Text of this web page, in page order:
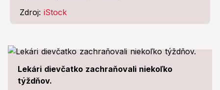
Zdroj: iStock
Lekári dievčatko zachraňovali niekoľko
týždňov.